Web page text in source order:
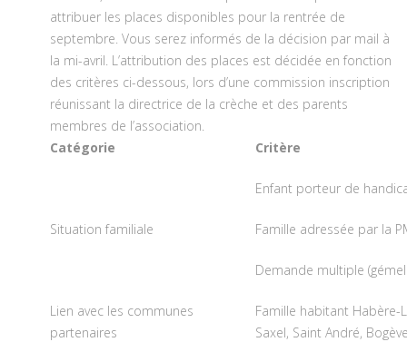
attribuer les places disponibles pour la rentrée de
septembre. Vous serez informés de la décision par mail à
la mi-avril. L’attribution des places est décidée en fonction
des critères ci-dessous, lors d’une commission inscription
réunissant la directrice de la crèche et des parents
membres de l’association.
Catégorie
Critère
Situation familiale
Enfant porteur de
Famille adressée par la
Demande multiple
Lien avec les communes
partenaires
Famille habitant Habère-
Saxel, Saint André,